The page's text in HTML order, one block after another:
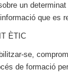
un
que es
ÈTIC
se,
de formació